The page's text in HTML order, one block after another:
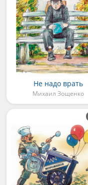
Не надо врать
Михаил Зощенко